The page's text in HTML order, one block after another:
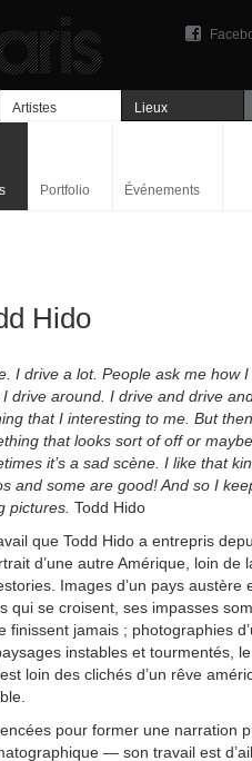
Artistes Lieux
Portfolio Événements
Hido
I drive a lot. People ask me how
drive around. I drive and drive
that I interesting to me. But
that looks sort of off or
it’s a sad scène. I like that
and some are good! And so I
pictures. Todd Hido
que Todd Hido a entrepris
d’une autre Amérique, loin de
Images d’un pays austère
qui se croisent, ses impasses
finissent jamais ; photographies
instables et tourmentés,
loin des clichés d’un rêve
pour former une narration
— son travail est